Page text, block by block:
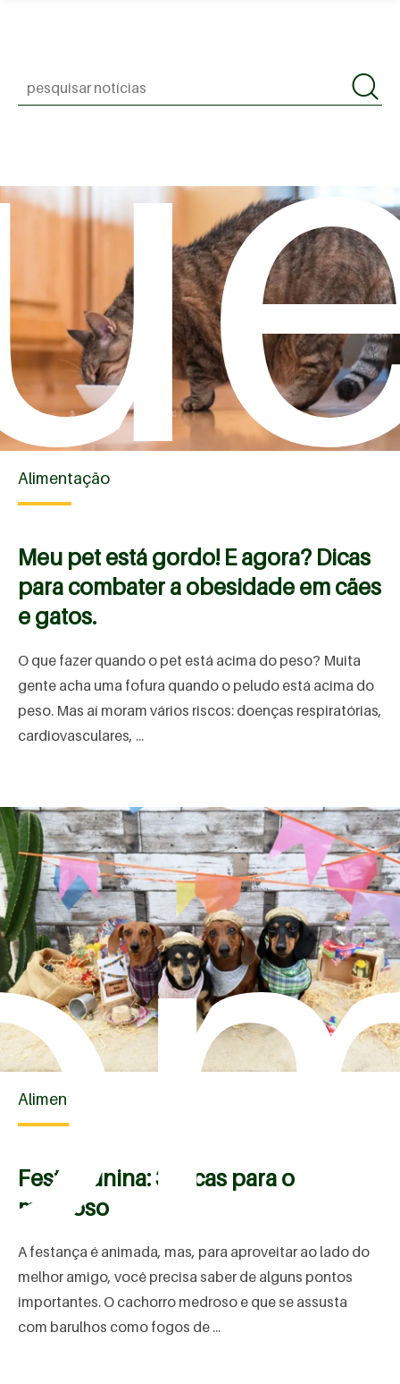
Alimentação
Meu pet está gordo! E agora? Dicas
para combater a obesidade em cães
e gatos.
O que fazer quando o pet está acima do peso? Muita
gente acha uma fofura quando o peludo está acima do
peso. Mas aí moram vários riscos: doenças respiratórias,
cardiovasculares, ...
Alimentação
Festa Junina: 3 dicas para o pet
medroso
A festança é animada, mas, para aproveitar ao lado do
melhor amigo, você precisa saber de alguns pontos
importantes. O cachorro medroso e que se assusta
com barulhos como fogos de ...